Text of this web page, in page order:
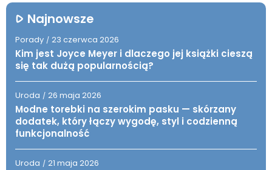
Najnowsze
Porady / 23 czerwca 2026
Kim jest Joyce Meyer i dlaczego jej książki cieszą
się tak dużą popularnością?
Uroda / 26 maja 2026
Modne torebki na szerokim pasku — skórzany
dodatek, który łączy wygodę, styl i codzienną
funkcjonalność
Uroda / 21 maja 2026